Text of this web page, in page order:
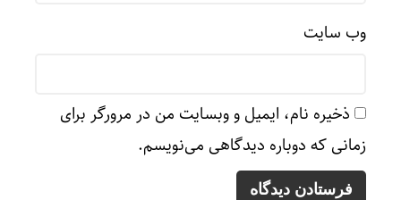
وب‌ سایت
ذخیره نام، ایمیل و وبسایت من در مرورگر برای
زمانی که دوباره دیدگاهی می‌نویسم.